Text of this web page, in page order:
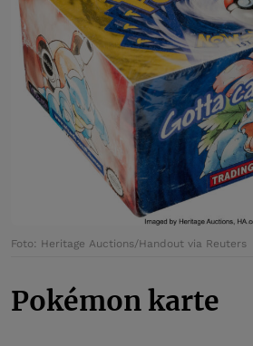
Foto: Heritage Auctions/Handout via Reuters
Pokémon karte